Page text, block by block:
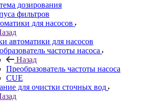
дозирования
фильтров
для насосов
автоматики для насосов
частоты насоса
Назад
Преобразователь частоты насоса
CUE
для очистки сточных вод